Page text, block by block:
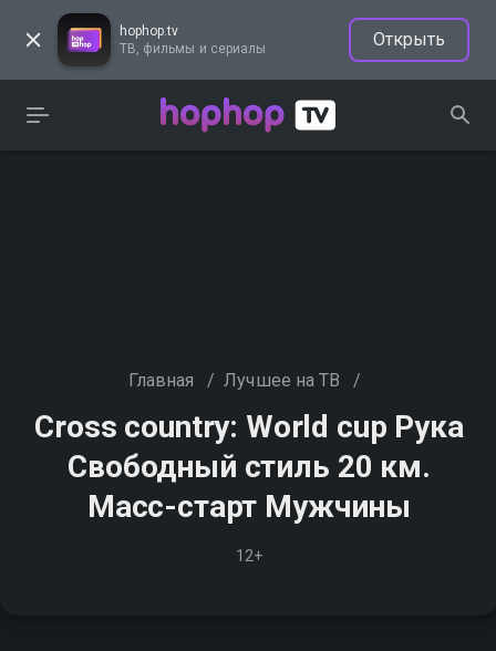
hophop.tv
ТВ, фильмы и сериалы
Открыть
Главная / Лучшее на ТВ /
Cross country: World cup Рука
Свободный стиль 20 км.
Масс-старт Мужчины
12+